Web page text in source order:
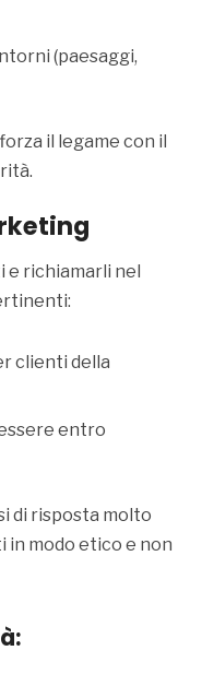
(paesaggi,
il legame con il
e richiamarli nel
clienti della
entro
di risposta molto
in modo etico e non